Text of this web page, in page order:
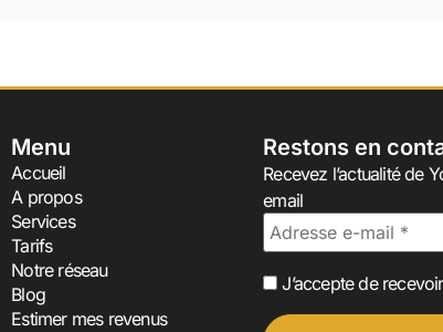
Menu
Accueil
A propos
Services
Tarifs
Notre réseau
Blog
Estimer mes revenus
Restons en
Recevez l’actualité de
email
J’accepte de